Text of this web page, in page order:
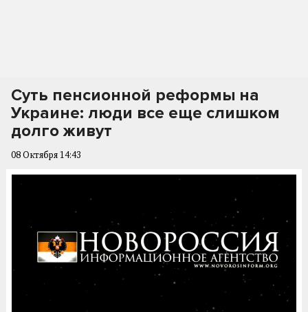
Суть пенсионной реформы на
Украине: люди все еще слишком
долго живут
08 Октября 14:43